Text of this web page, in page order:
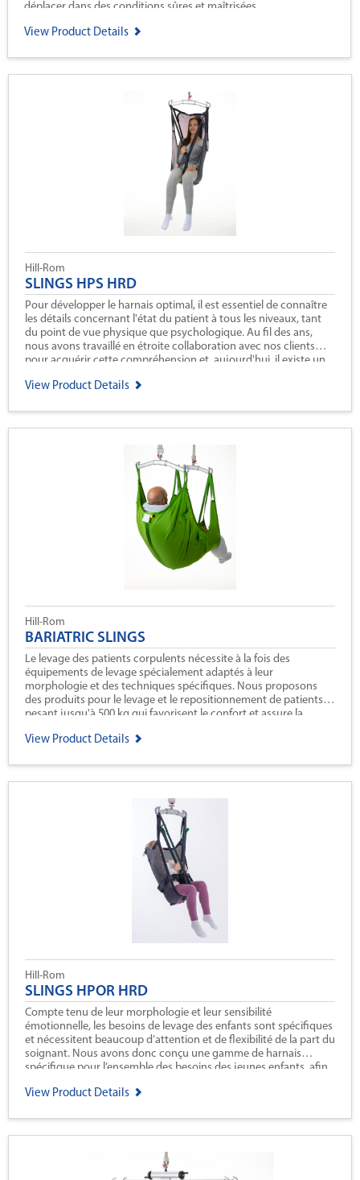
déplacer dans des conditions sûres et maîtrisées.
View Product Details
Hill-Rom
SLINGS HPS HRD
Pour développer le harnais optimal, il est essentiel de connaître
les détails concernant l'état du patient à tous les niveaux, tant
du point de vue physique que psychologique. Au fil des ans,
nous avons travaillé en étroite collaboration avec nos clients
pour acquérir cette compréhension et, aujourd'hui, il existe un
View Product Details
Hill-Rom
BARIATRIC SLINGS
Le levage des patients corpulents nécessite à la fois des
équipements de levage spécialement adaptés à leur
morphologie et des techniques spécifiques. Nous proposons
des produits pour le levage et le repositionnement de patients
pesant jusqu'à 500 kg qui favorisent le confort et assure la
View Product Details
Hill-Rom
SLINGS HPOR HRD
Compte tenu de leur morphologie et leur sensibilité
émotionnelle, les besoins de levage des enfants sont spécifiques
et nécessitent beaucoup d’attention et de flexibilité de la part du
soignant. Nous avons donc conçu une gamme de harnais
spécifique pour l’ensemble des besoins des jeunes enfants, afin
View Product Details